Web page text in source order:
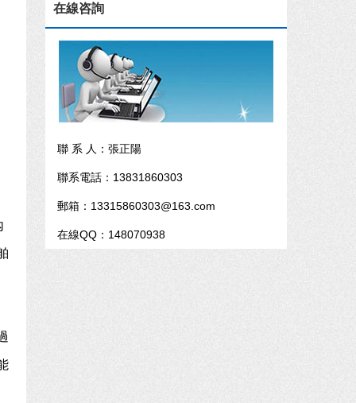
在線咨詢
聯 系 人：張正陽
聯系電話：13831860303
郵箱：13315860303@163.com
在線QQ：148070938